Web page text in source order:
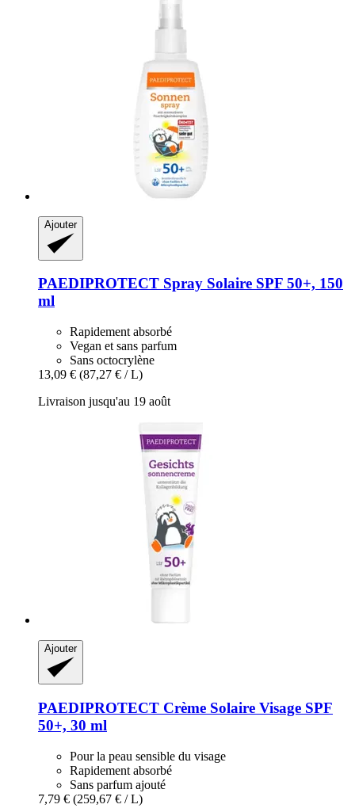
Ajouter
PAEDIPROTECT Spray Solaire SPF 50+, 150
ml
Rapidement absorbé
Vegan et sans parfum
Sans octocrylène
13,09 € (87,27 € / L)
Livraison jusqu'au 19 août
Ajouter
PAEDIPROTECT Crème Solaire Visage SPF
50+, 30 ml
Pour la peau sensible du visage
Rapidement absorbé
Sans parfum ajouté
7,79 € (259,67 € / L)